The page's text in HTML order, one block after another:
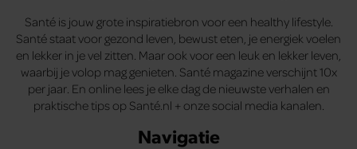
Santé is jouw grote inspiratiebron voor een healthy lifestyle.
Santé staat voor gezond leven, bewust eten, je energiek voelen
en lekker in je vel zitten. Maar ook voor een leuk en lekker leven,
waarbij je volop mag genieten. Santé magazine verschijnt 10x
per jaar. En online lees je elke dag de nieuwste verhalen en
praktische tips op Santé.nl + onze social media kanalen.
Navigatie